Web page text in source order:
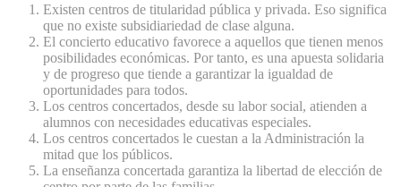
Existen centros de titularidad pública y privada. Eso significa
que no existe subsidiariedad de clase alguna.
El concierto educativo favorece a aquellos que tienen menos
posibilidades económicas. Por tanto, es una apuesta solidaria
y de progreso que tiende a garantizar la igualdad de
oportunidades para todos.
Los centros concertados, desde su labor social, atienden a
alumnos con necesidades educativas especiales.
Los centros concertados le cuestan a la Administración la
mitad que los públicos.
La enseñanza concertada garantiza la libertad de elección de